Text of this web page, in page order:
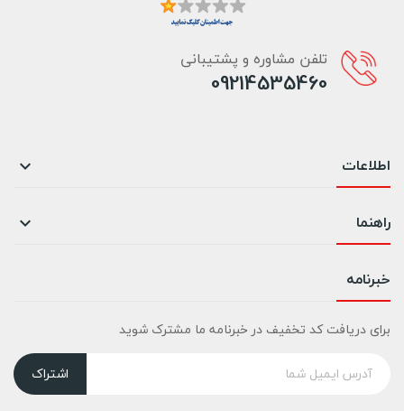
تلفن مشاوره و پشتیبانی
09214535460
اطلاعات 
راهنما 
خبرنامه
برای دریافت کد تخفیف در خبرنامه ما مشترک شوید
اشتراک